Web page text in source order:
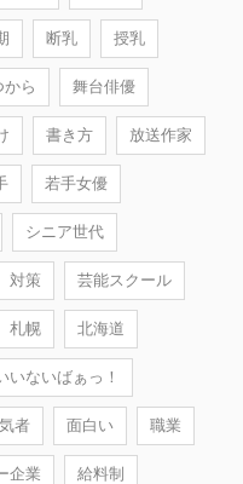
断乳 授乳
から 舞台俳優
書き方 放送作家
若手女優
シニア世代
対策 芸能スクール
札幌 北海道
いないばぁっ！
者 面白い 職業
企業 給料制